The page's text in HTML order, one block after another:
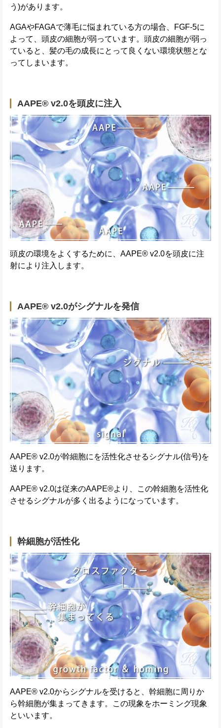
う)があります。
AGAやFAGAで薄毛に悩まれている方の場合、FGF-5に
よって、頭皮の細胞が弱っています。頭皮の細胞が弱っ
ていると、髪の毛の成長にとって良くない環境状態とな
ってしまいます。
AAPE® v2.0を頭皮に注入
頭皮の環境をよくするために、AAPE® v2.0を頭皮に注
射により注入します。
AAPE® v2.0がシグナルを発信
AAPE® v2.0が幹細胞にを活性化させるシグナル(信号)を
送ります。
AAPE® v2.0は従来のAAPE®より、この幹細胞を活性化
させるシグナルが多く出るようになっています。
幹細胞が活性化
AAPE® v2.0からシグナルを受けると、幹細胞に周りか
ら幹細胞が集まってきます。この現象をホーミング現象
といいます。